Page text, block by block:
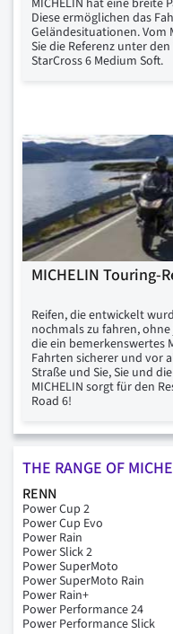
Diese ermöglichen das
Geländesituationen. Vom
Sie die Referenz unter
StarCross 6 Medium Soft.
MICHELIN Touring-
Reifen, die entwickelt
nochmals zu fahren,
die ein bemerkenswertes
Fahrten sicherer und vor
Straße und Sie, Sie und
MICHELIN sorgt für den
Road 6!
THE RANGE OF
RENN
Power Cup 2
Power Cup Evo
Power Rain
Power Slick 2
Power SuperMoto
Power SuperMoto Rain
Power Rain+
Power Performance 24
Power Performance Slick